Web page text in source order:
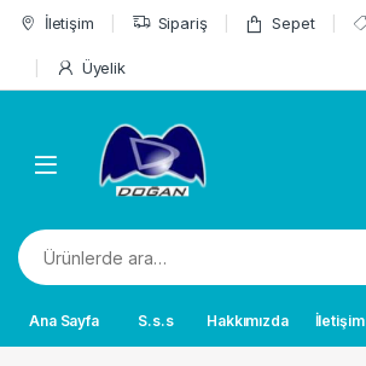
Skip to navigation
Skip to content
İletişim Sipariş Sepet
Üyelik
Ara:
Ana Sayfa S.s.s Hakkımızda İletişim